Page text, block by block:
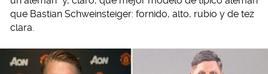
que Bastian Schweinsteiger: fornido, alto, rubio y de tez
clara.